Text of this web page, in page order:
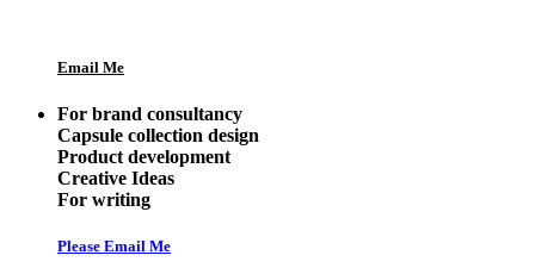
Email Me
For brand consultancy
Capsule collection design
Product development
Creative Ideas
For writing
Please Email Me